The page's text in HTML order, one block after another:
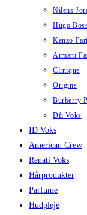
Nilens
Hugo
Kenzo
Armani
Clinique
Origins
Burberry
Dfi Voks
ID Voks
American Crew
Renati Voks
Hårprodukter
Parfume
Hudpleje